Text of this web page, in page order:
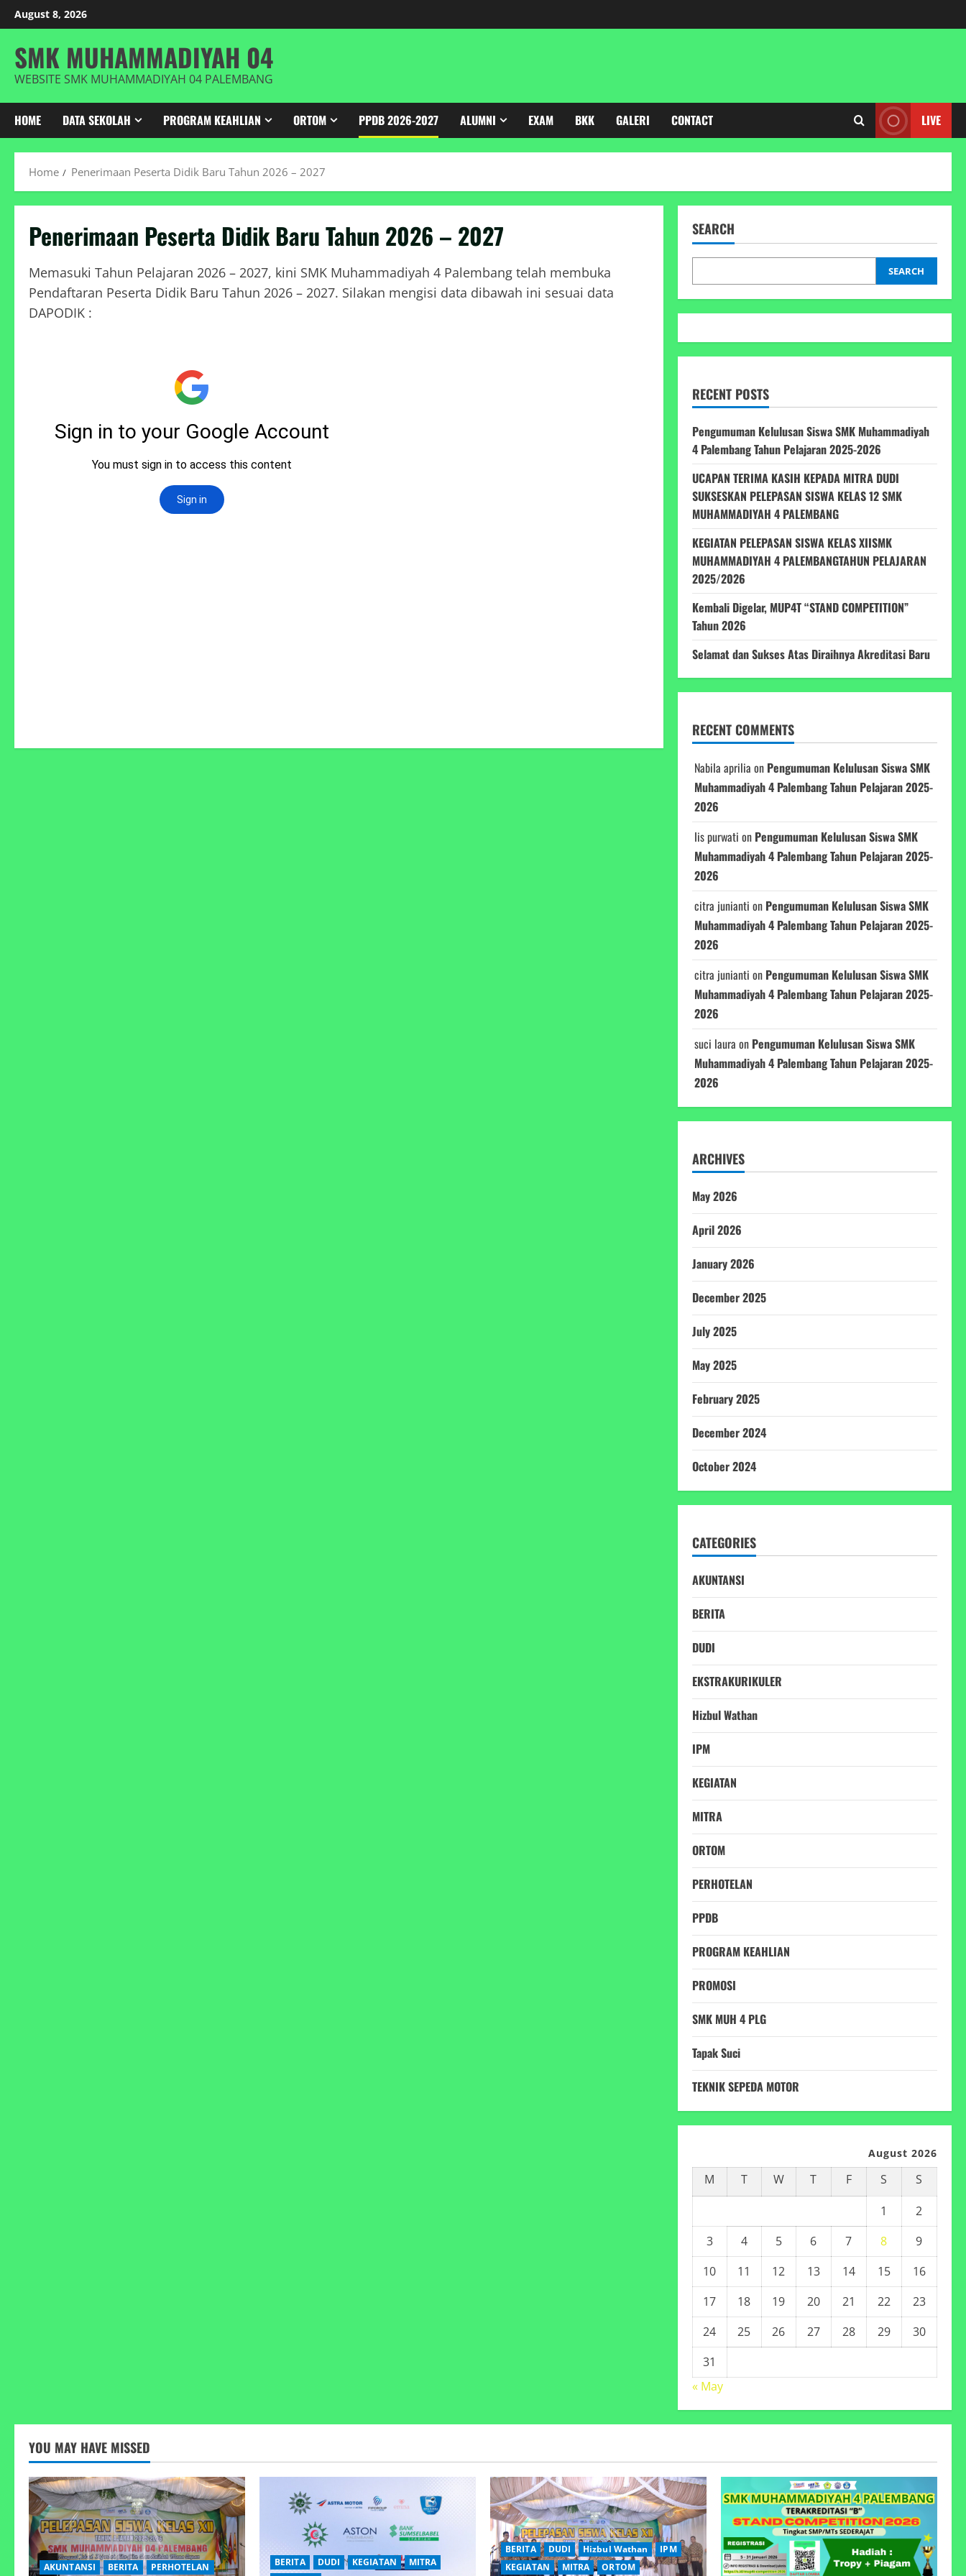
Skip
to
content
August 8, 2026
SMK MUHAMMADIYAH 04
WEBSITE SMK MUHAMMADIYAH 04 PALEMBANG
HOME DATA SEKOLAH PROGRAM KEAHLIAN ORTOM PPDB 2026-2027 ALUMNI EXAM BKK GALERI CONTACT LIVE
Home Penerimaan Peserta Didik Baru Tahun 2026 – 2027
Penerimaan Peserta Didik Baru Tahun 2026 – 2027
Memasuki Tahun Pelajaran 2026 – 2027, kini SMK Muhammadiyah 4 Palembang telah membuka
Pendaftaran Peserta Didik Baru Tahun 2026 – 2027. Silakan mengisi data dibawah ini sesuai data
DAPODIK :
SEARCH
SEARCH
RECENT POSTS
Pengumuman Kelulusan Siswa SMK Muhammadiyah
4 Palembang Tahun Pelajaran 2025-2026
UCAPAN TERIMA KASIH KEPADA MITRA DUDI
SUKSESKAN PELEPASAN SISWA KELAS 12 SMK
MUHAMMADIYAH 4 PALEMBANG
KEGIATAN PELEPASAN SISWA KELAS XIISMK
MUHAMMADIYAH 4 PALEMBANGTAHUN PELAJARAN
2025/2026
Kembali Digelar, MUP4T “STAND COMPETITION”
Tahun 2026
Selamat dan Sukses Atas Diraihnya Akreditasi Baru
RECENT COMMENTS
Nabila aprilia on Pengumuman Kelulusan Siswa SMK
Muhammadiyah 4 Palembang Tahun Pelajaran 2025-
2026
Iis purwati on Pengumuman Kelulusan Siswa SMK
Muhammadiyah 4 Palembang Tahun Pelajaran 2025-
2026
citra junianti on Pengumuman Kelulusan Siswa SMK
Muhammadiyah 4 Palembang Tahun Pelajaran 2025-
2026
citra junianti on Pengumuman Kelulusan Siswa SMK
Muhammadiyah 4 Palembang Tahun Pelajaran 2025-
2026
suci laura on Pengumuman Kelulusan Siswa SMK
Muhammadiyah 4 Palembang Tahun Pelajaran 2025-
2026
ARCHIVES
May 2026
April 2026
January 2026
December 2025
July 2025
May 2025
February 2025
December 2024
October 2024
CATEGORIES
AKUNTANSI
BERITA
DUDI
EKSTRAKURIKULER
Hizbul Wathan
IPM
KEGIATAN
MITRA
ORTOM
PERHOTELAN
PPDB
PROGRAM KEAHLIAN
PROMOSI
SMK MUH 4 PLG
Tapak Suci
TEKNIK SEPEDA MOTOR
August 2026
M T W T F S
S
1
2
3
4 5 6 7 8
9
10
11 12 13 14 15
16
17
18 19 20 21 22
23
24
25 26 27 28 29
30
31
« May
YOU MAY HAVE MISSED
AKUNTANSI BERITA PERHOTELAN BERITA DUDI KEGIATAN
MITRA
BERITA DUDI Hizbul Wathan
IPM
KEGIATAN
MITRA ORTOM